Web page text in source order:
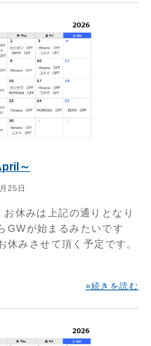
～
25日
休みは上記の通りとなり
が始まるみたいです
みさせて頂く予定です。
»続きを読む